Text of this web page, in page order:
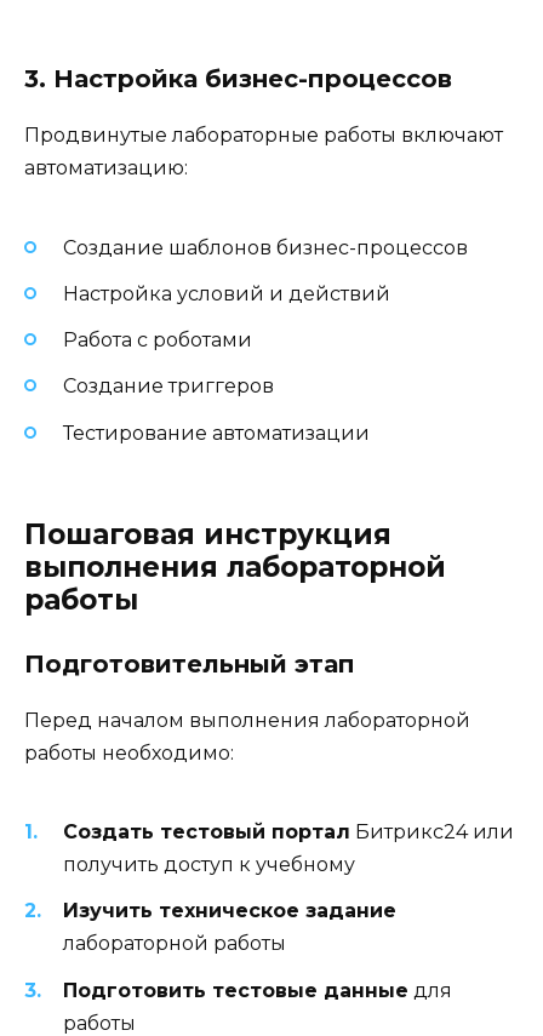
3. Настройка бизнес-процессов
Продвинутые лабораторные работы включают
автоматизацию:
Создание шаблонов бизнес-процессов
Настройка условий и действий
Работа с роботами
Создание триггеров
Тестирование автоматизации
Пошаговая инструкция
выполнения лабораторной
работы
Подготовительный этап
Перед началом выполнения лабораторной
работы необходимо:
Создать тестовый портал Битрикс24 или
получить доступ к учебному
Изучить техническое задание
лабораторной работы
Подготовить тестовые данные для
работы